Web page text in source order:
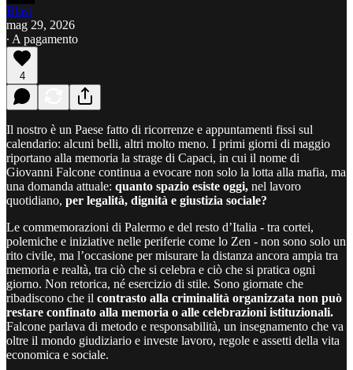
Blast
mag 29, 2026
∙ A pagamento
4
Il nostro è un Paese fatto di ricorrenze e appuntamenti fissi sul
calendario: alcuni belli, altri molto meno. I primi giorni di maggio
riportano alla memoria la strage di Capaci, in cui il nome di
Giovanni Falcone continua a evocare non solo la lotta alla mafia, ma
una domanda attuale: quanto spazio esiste oggi, nel lavoro
quotidiano, per legalità, dignità e giustizia sociale?
Le commemorazioni di Palermo e del resto d’Italia - tra cortei,
polemiche e iniziative nelle periferie come lo Zen - non sono solo un
rito civile, ma l’occasione per misurare la distanza ancora ampia tra
memoria e realtà, tra ciò che si celebra e ciò che si pratica ogni
giorno. Non retorica, né esercizio di stile. Sono giornate che
ribadiscono che il contrasto alla criminalità organizzata non può
restare confinato alla memoria o alle celebrazioni istituzionali.
Falcone parlava di metodo e responsabilità, un insegnamento che va
oltre il mondo giudiziario e investe lavoro, regole e assetti della vita
economica e sociale.